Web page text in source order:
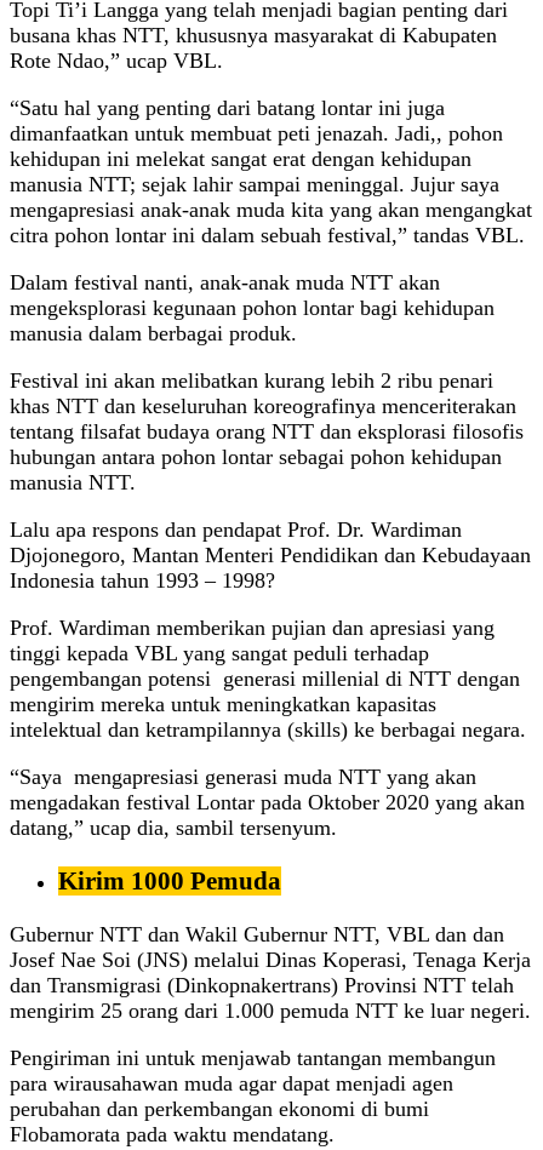
Topi Ti’i Langga yang telah menjadi bagian penting dari
busana khas NTT, khususnya masyarakat di Kabupaten
Rote Ndao,” ucap VBL.
“Satu hal yang penting dari batang lontar ini juga
dimanfaatkan untuk membuat peti jenazah. Jadi,, pohon
kehidupan ini melekat sangat erat dengan kehidupan
manusia NTT; sejak lahir sampai meninggal. Jujur saya
mengapresiasi anak-anak muda kita yang akan mengangkat
citra pohon lontar ini dalam sebuah festival,” tandas VBL.
Dalam festival nanti, anak-anak muda NTT akan
mengeksplorasi kegunaan pohon lontar bagi kehidupan
manusia dalam berbagai produk.
Festival ini akan melibatkan kurang lebih 2 ribu penari
khas NTT dan keseluruhan koreografinya menceriterakan
tentang filsafat budaya orang NTT dan eksplorasi filosofis
hubungan antara pohon lontar sebagai pohon kehidupan
manusia NTT.
Lalu apa respons dan pendapat Prof. Dr. Wardiman
Djojonegoro, Mantan Menteri Pendidikan dan Kebudayaan
Indonesia tahun 1993 – 1998?
Prof. Wardiman memberikan pujian dan apresiasi yang
tinggi kepada VBL yang sangat peduli terhadap
pengembangan potensi generasi millenial di NTT dengan
mengirim mereka untuk meningkatkan kapasitas
intelektual dan ketrampilannya (skills) ke berbagai negara.
“Saya mengapresiasi generasi muda NTT yang akan
mengadakan festival Lontar pada Oktober 2020 yang akan
datang,” ucap dia, sambil tersenyum.
Kirim 1000 Pemuda
Gubernur NTT dan Wakil Gubernur NTT, VBL dan dan
Josef Nae Soi (JNS) melalui Dinas Koperasi, Tenaga Kerja
dan Transmigrasi (Dinkopnakertrans) Provinsi NTT telah
mengirim 25 orang dari 1.000 pemuda NTT ke luar negeri.
Pengiriman ini untuk menjawab tantangan membangun
para wirausahawan muda agar dapat menjadi agen
perubahan dan perkembangan ekonomi di bumi
Flobamorata pada waktu mendatang.